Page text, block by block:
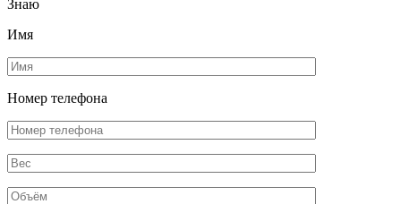
Знаю
Имя
Номер телефона